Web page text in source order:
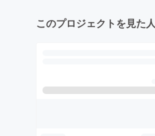
このプロジェクトを見た